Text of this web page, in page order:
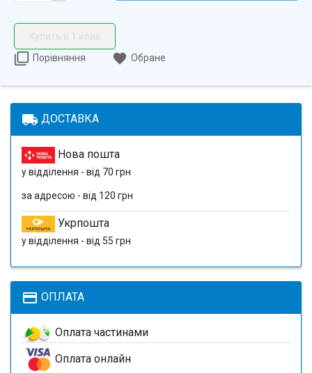
Порівняння
Обране
local_shipping ДОСТАВКА
Нова пошта
у відділення - від 70 грн
за адресою - від 120 грн
Укрпошта
у відділення - від 55 грн
payment ОПЛАТА
Оплата частинами
Оплата онлайн